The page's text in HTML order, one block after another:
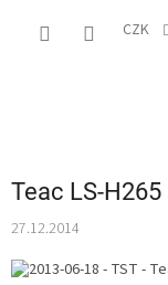
CZK
Teac LS-H265
27.12.2014